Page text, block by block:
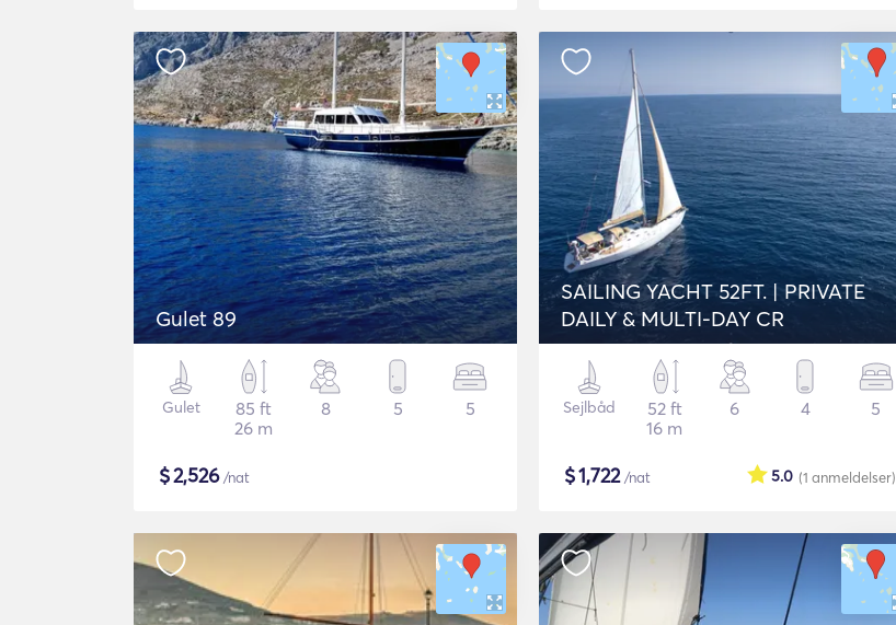
Gulet 89
Gulet
85 ft
26 m
8 5 5
$2,526/nat
SAILING YACHT 52FT. | PRIVATE
DAILY & MULTI-DAY CR
Sejlbåd
52 ft
16 m
6 4 5
$1,722/nat (1 anmeldelser)
5.0